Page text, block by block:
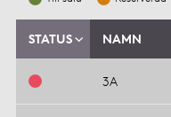
STATUS NAMN
3A